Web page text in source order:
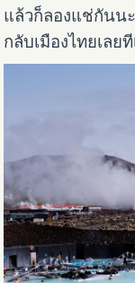
แล้วก็ลองแช่กันน
กลับเมืองไทยเลยที